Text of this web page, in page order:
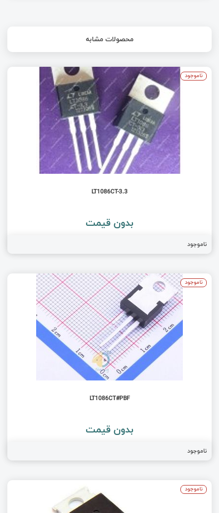
محصولات مشابه
LT1086CT-3.3
بدون قیمت
ناموجود
ناموجود
LT1086CT#PBF
بدون قیمت
ناموجود
ناموجود
ناموجود